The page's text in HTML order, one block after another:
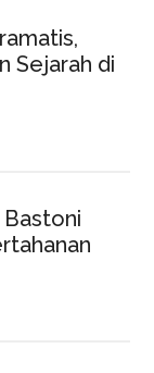
Sejarah di
Bastoni